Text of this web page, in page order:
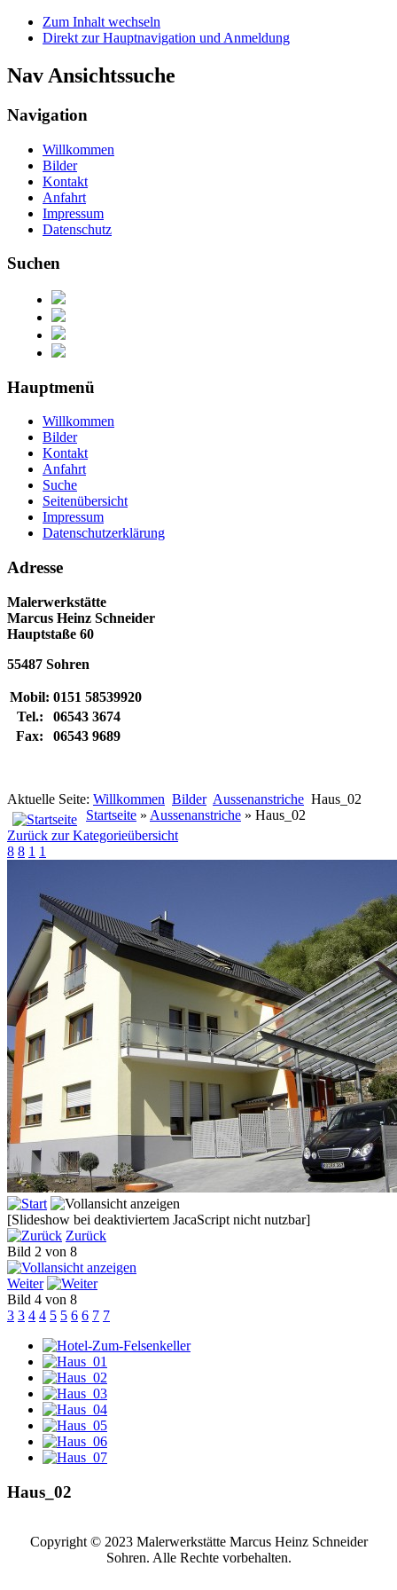
Zum Inhalt wechseln
Direkt zur Hauptnavigation und Anmeldung
Nav Ansichtssuche
Navigation
Willkommen
Bilder
Kontakt
Anfahrt
Impressum
Datenschutz
Suchen
Hauptmenü
Willkommen
Bilder
Kontakt
Anfahrt
Suche
Seitenübersicht
Impressum
Datenschutzerklärung
Adresse
Malerwerkstätte
Marcus Heinz Schneider
Hauptstaße 60
55487 Sohren
Mobil: 0151 58539920
Tel.:
06543 3674
Fax:
06543 9689
Aktuelle Seite: Willkommen Bilder Aussenanstriche Haus_02
Startseite » Aussenanstriche » Haus_02
Zurück zur Kategorieübersicht
8 8 1 1
[Slideshow bei deaktiviertem JacaScript nicht nutzbar]
Zurück
Bild 2 von 8
Weiter
Bild 4 von 8
3 3 4 4 5 5 6 6 7 7
Haus_02
Copyright © 2023 Malerwerkstätte Marcus Heinz Schneider
Sohren. Alle Rechte vorbehalten.